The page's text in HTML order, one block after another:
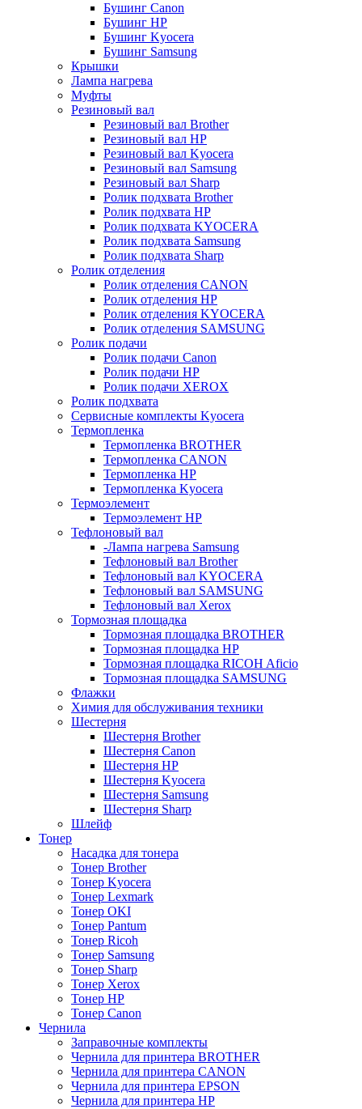
Бушинг Canon
Бушинг HP
Бушинг Kyocera
Бушинг Samsung
Крышки
Лампа нагрева
Муфты
Резиновый вал
Резиновый вал Brother
Резиновый вал HP
Резиновый вал Kyocera
Резиновый вал Samsung
Резиновый вал Sharp
Ролик подхвата Brother
Ролик подхвата HP
Ролик подхвата KYOCERA
Ролик подхвата Samsung
Ролик подхвата Sharp
Ролик отделения
Ролик отделения CANON
Ролик отделения HP
Ролик отделения KYOCERA
Ролик отделения SAMSUNG
Ролик подачи
Ролик подачи Canon
Ролик подачи HP
Ролик подачи XEROX
Ролик подхвата
Сервисные комплекты Kyocera
Термопленка
Термопленка BROTHER
Термопленка CANON
Термопленка HP
Термопленка Kyocera
Термоэлемент
Термоэлемент НР
Тефлоновый вал
-Лампа нагрева Samsung
Тефлоновый вал Brother
Тефлоновый вал KYOCERA
Тефлоновый вал SAMSUNG
Тефлоновый вал Xerox
Тормозная площадка
Тормозная площадка BROTHER
Тормозная площадка HP
Тормозная площадка RICOH Aficio
Тормозная площадка SAMSUNG
Флажки
Химия для обслуживания техники
Шестерня
Шестерня Brother
Шестерня Canon
Шестерня HP
Шестерня Kyocera
Шестерня Samsung
Шестерня Sharp
Шлейф
Тонер
Насадка для тонера
Тонер Brother
Тонер Kyocera
Тонер Lexmark
Тонер OKI
Тонер Pantum
Тонер Ricoh
Тонер Samsung
Тонер Sharp
Тонер Xerox
Тонер НР
Тонер Саnon
Чернила
Заправочные комплекты
Чернила для принтера BROTHER
Чернила для принтера CANON
Чернила для принтера EPSON
Чернила для принтера HP